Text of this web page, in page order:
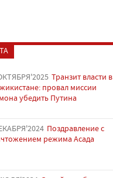
Транзит власти в
провал миссии
убедить Путина
Поздравление с
режима Асада